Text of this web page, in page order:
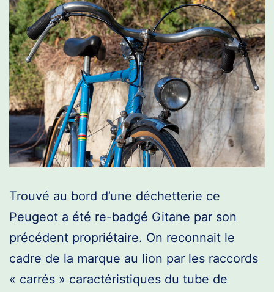
Trouvé au bord d’une déchetterie ce
Peugeot a été re-badgé Gitane par son
précédent propriétaire. On reconnait le
cadre de la marque au lion par les raccords
« carrés » caractéristiques du tube de